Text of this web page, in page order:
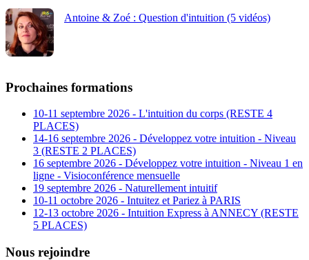
Antoine & Zoé : Question d'intuition (5 vidéos)
Prochaines formations
10-11 septembre 2026 - L'intuition du corps (RESTE 4
PLACES)
14-16 septembre 2026 - Développez votre intuition - Niveau
3 (RESTE 2 PLACES)
16 septembre 2026 - Développez votre intuition - Niveau 1 en
ligne - Visioconférence mensuelle
19 septembre 2026 - Naturellement intuitif
10-11 octobre 2026 - Intuitez et Pariez à PARIS
12-13 octobre 2026 - Intuition Express à ANNECY (RESTE
5 PLACES)
Nous rejoindre